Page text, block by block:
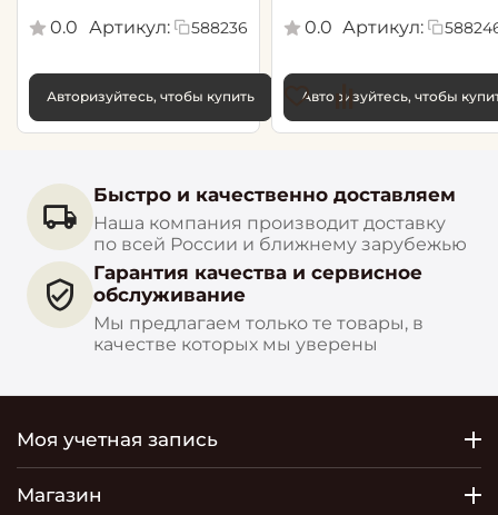
0.0
Артикул: 588236
Авторизуйтесь, чтобы купить
0.0 Артикул:
Авторизуйтесь, чтобы
Быстро и качественно доставляем
Наша компания производит доставку
по всей России и ближнему зарубежью
Гарантия качества и сервисное
обслуживание
Мы предлагаем только те товары, в
качестве которых мы уверены
Моя учетная запись
Магазин